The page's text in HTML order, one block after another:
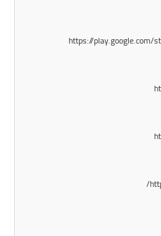
https://play.google.com/